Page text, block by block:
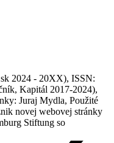
2024 - 20XX), ISSN:
Kapitál 2017-2024),
Juraj Mydla, Použité
novej webovej stránky
Stiftung so